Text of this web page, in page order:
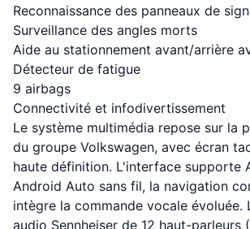
Reconnaissance des panneaux de
Surveillance des angles morts
Aide au stationnement avant/arrière
Détecteur de fatigue
9 airbags
Connectivité et infodivertissement
Le système multimédia repose sur la
du groupe Volkswagen, avec écran
haute définition. L'interface supporte
Android Auto sans fil, la navigation
intègre la commande vocale évoluée.
audio Sennheiser de 12 haut-parleurs